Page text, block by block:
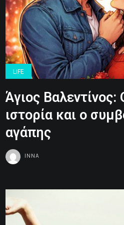
LIFE
Άγιος
ιστορία και ο
αγάπης
INNA